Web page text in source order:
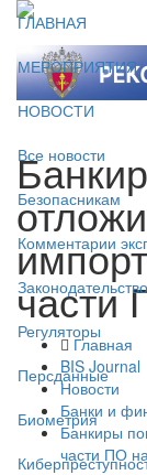
ГЛАВНАЯ
МЕРОПРИЯТИЯ
НОВОСТИ
Все новости
Безопасникам
Комментарии
Законодательство
Регуляторы
Персданные
Биометрия
части
Главная
BIS Journal
Новости
Банки и
Банкиры
части ПО